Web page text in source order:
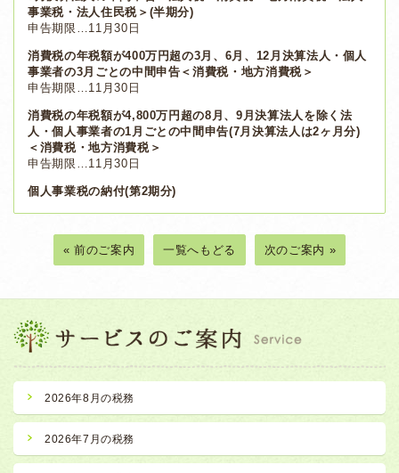
事業税・法人住民税＞(半期分)
申告期限…11月30日
消費税の年税額が400万円超の3月、6月、12月決算法人・個人
事業者の3月ごとの中間申告＜消費税・地方消費税＞
申告期限…11月30日
消費税の年税額が4,800万円超の8月、9月決算法人を除く法
人・個人事業者の1月ごとの中間申告(7月決算法人は2ヶ月分)
＜消費税・地方消費税＞
申告期限…11月30日
個人事業税の納付(第2期分)
« 前のご案内 一覧へもどる 次のご案内 »
2026年8月の税務
2026年7月の税務